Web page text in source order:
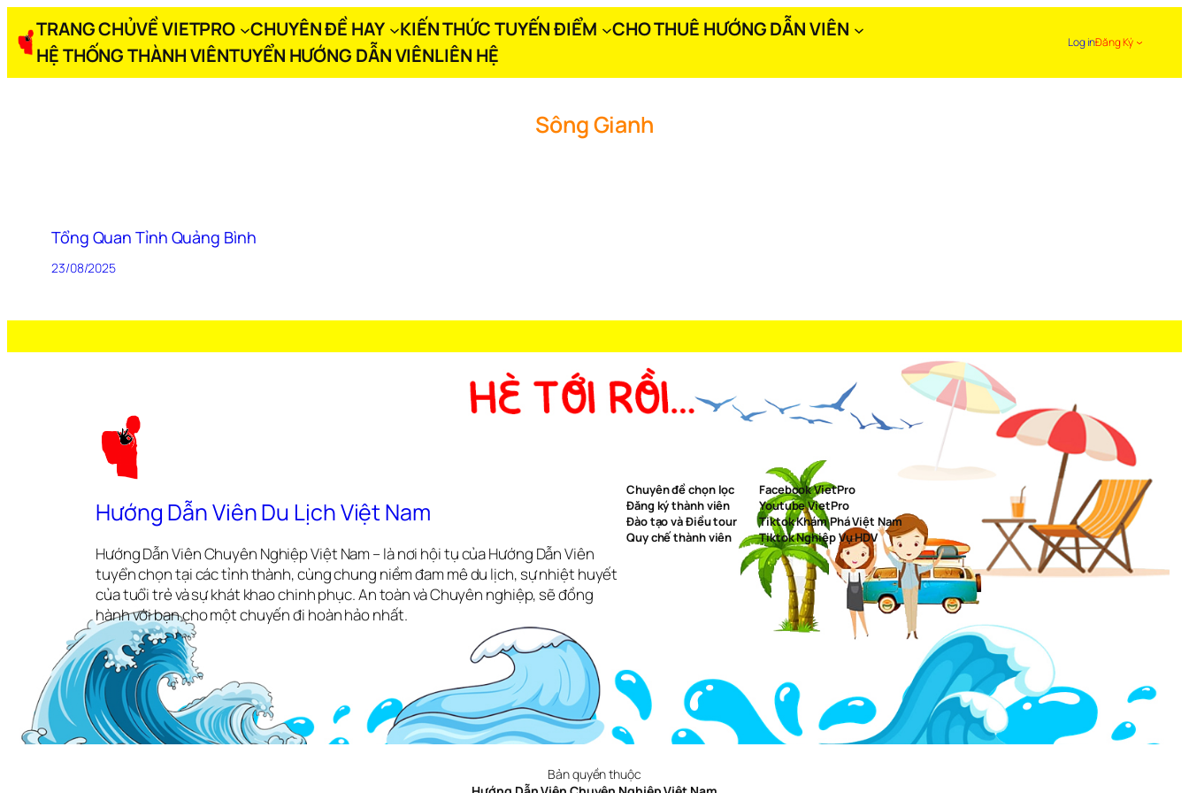
TRANG CHỦVỀ VIETPRO CHUYÊN ĐỀ HAY KIẾN THỨC TUYẾN ĐIỂM
CHO THUÊ HƯỚNG DẪN VIÊN
HỆ THỐNG THÀNH VIÊNTUYỂN HƯỚNG DẪN VIÊNLIÊN HỆ
Log inĐăng Ký
Sông Gianh
Tổng Quan Tỉnh Quảng Bình
23/08/2025
Hướng Dẫn Viên Du Lịch Việt Nam
Hướng Dẫn Viên Chuyên Nghiệp Việt Nam – là nơi hội tụ của Hướng Dẫn Viên
tuyển chọn tại các tỉnh thành, cùng chung niềm đam mê du lịch, sự nhiệt huyết
của tuổi trẻ và sự khát khao chinh phục. An toàn và Chuyên nghiệp, sẽ đồng
hành với bạn cho một chuyến đi hoàn hảo nhất.
Chuyên đề chọn lọc
Đăng ký thành viên
Đào tạo và Điều tour
Quy chế thành viên
Facebook VietPro
Youtube VietPro
Tiktok Khám Phá Việt Nam
Tiktok Nghiệp Vụ HDV
Bản quyền thuộc